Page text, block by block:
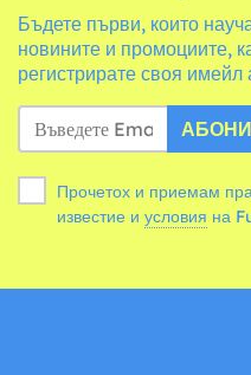
Бъдете първи, които
новините и промоциите,
регистрирате своя имейл
Прочетох и приемам
известие и условия на